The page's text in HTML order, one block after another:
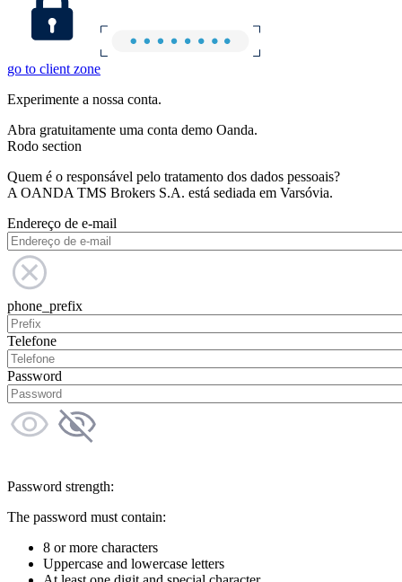
go to client zone
Experimente a nossa conta.
Abra gratuitamente uma conta demo Oanda.
Rodo section
Quem é o responsável pelo tratamento dos dados pessoais?
A OANDA TMS Brokers S.A. está sediada em Varsóvia.
Endereço de e-mail
phone_prefix
Telefone
Password
Password strength:
The password must contain:
8 or more characters
Uppercase and lowercase letters